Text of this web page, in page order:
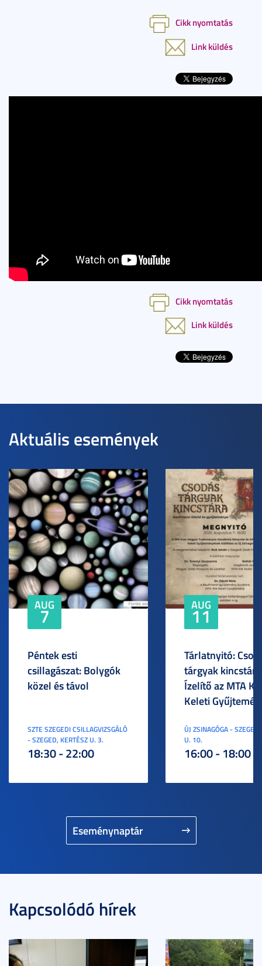
Cikk nyomtatás
Link küldés
Cikk nyomtatás
Link küldés
Aktuális események
Eseménynaptár
AUG
7
Péntek esti
csillagászat: Bolygók
közel és távol
SZTE SZEGEDI CSILLAGVIZSGÁLÓ
- SZEGED, KERTÉSZ U. 3.
18:30 - 22:00
AUG
11
Tárlatnyitó:
tárgyak
Ízelítő az MTA
Keleti
ÚJ ZSINAGÓGA -
U. 10.
16:00 - 18:00
Kapcsolódó hírek